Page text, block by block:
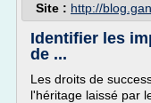
Site : http://
Identifier les
de ...
Les droits de
l'héritage laissé par